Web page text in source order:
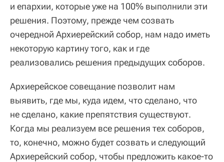
и епархии, которые уже на 100% выполнили эти
решения. Поэтому, прежде чем созвать
очередной Архиерейский собор, нам надо иметь
некоторую картину того, как и где
реализовались решения предыдущих соборов.
Архиерейское совещание позволит нам
выявить, где мы, куда идем, что сделано, что
не сделано, какие препятствия существуют.
Когда мы реализуем все решения тех соборов,
то, конечно, можно будет созвать и следующий
Архиерейский собор, чтобы предложить какое-то